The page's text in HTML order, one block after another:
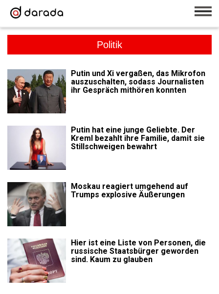
Politik
Putin und Xi vergaßen, das Mikrofon
auszuschalten, sodass Journalisten
ihr Gespräch mithören konnten
Putin hat eine junge Geliebte. Der
Kreml bezahlt ihre Familie, damit sie
Stillschweigen bewahrt
Moskau reagiert umgehend auf
Trumps explosive Äußerungen
Hier ist eine Liste von Personen, die
russische Staatsbürger geworden
sind. Kaum zu glauben